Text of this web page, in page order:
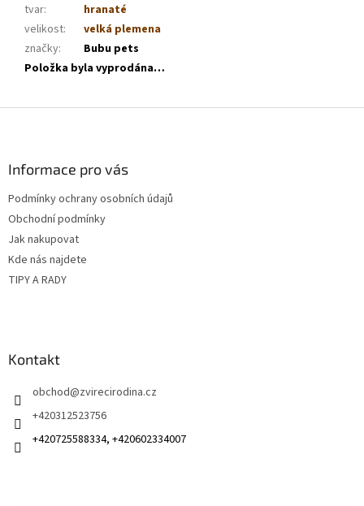
tvar:
hranaté
velikost:
velká plemena
značky:
Bubu pets
Položka byla vyprodána…
Informace pro vás
Podmínky ochrany osobních údajů
Obchodní podmínky
Jak nakupovat
Kde nás najdete
TIPY A RADY
Kontakt
obchod@zvirecirodina.cz
+420312523756
+420725588334, +420602334007